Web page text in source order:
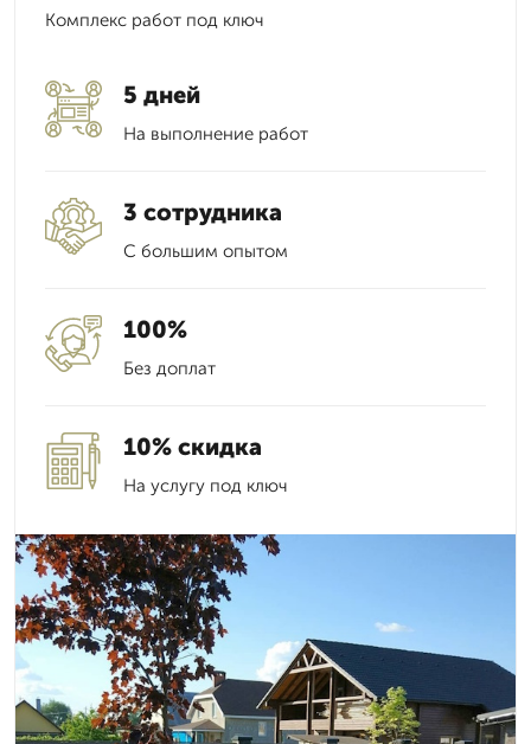
Комплекс работ под ключ
5 дней
На выполнение работ
3 сотрудника
С большим опытом
100%
Без доплат
10% скидка
На услугу под ключ